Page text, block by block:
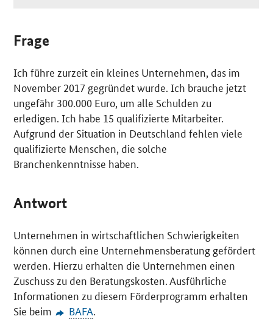
Frage
Ich führe zurzeit ein kleines Unternehmen, das im
November 2017 gegründet wurde. Ich brauche jetzt
ungefähr 300.000 Euro, um alle Schulden zu
erledigen. Ich habe 15 qualifizierte Mitarbeiter.
Aufgrund der Situation in Deutschland fehlen viele
qualifizierte Menschen, die solche
Branchenkenntnisse haben.
Antwort
Unternehmen in wirtschaftlichen Schwierigkeiten
können durch eine Unternehmensberatung gefördert
werden. Hierzu erhalten die Unternehmen einen
Zuschuss zu den Beratungskosten. Ausführliche
Informationen zu diesem Förderprogramm erhalten
Sie beim
BAFA.